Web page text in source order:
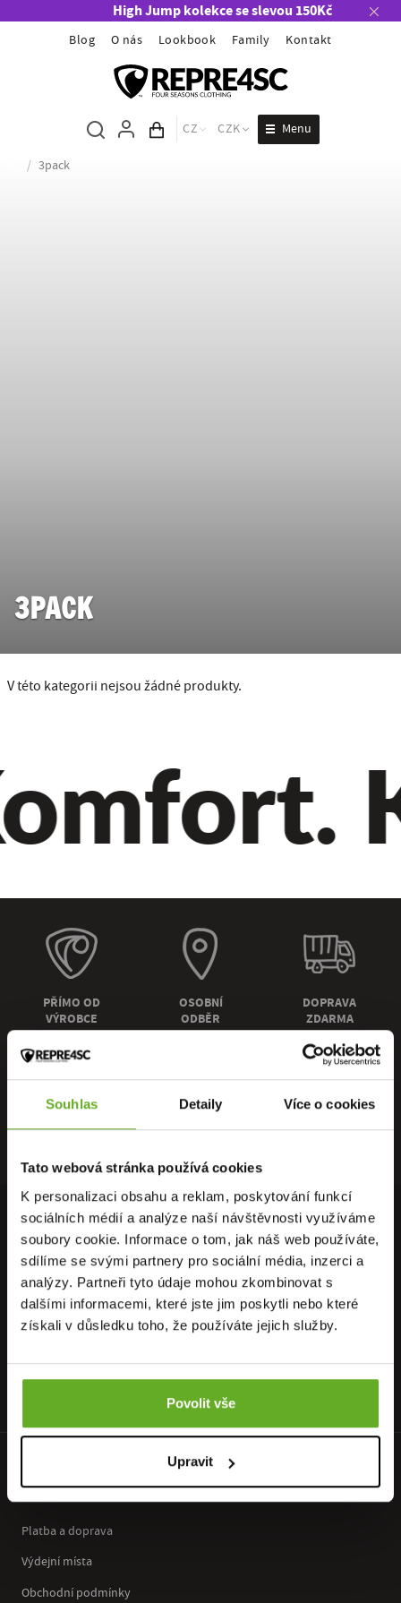
Souhlas Detaily Více o cookies
Tato webová stránka používá cookies
K personalizaci obsahu a reklam, poskytování funkcí
sociálních médií a analýze naší návštěvnosti využíváme
soubory cookie. Informace o tom, jak náš web používáte,
sdílíme se svými partnery pro sociální média, inzerci a
analýzy. Partneři tyto údaje mohou zkombinovat s
dalšími informacemi, které jste jim poskytli nebo které
získali v důsledku toho, že používáte jejich služby.
Povolit vše
Upravit
High Jump kolekce se slevou 150Kč
Blog O nás Lookbook Family Kontakt
Obsah košíku
CZ CZK Menu
/ 3pack
3PACK
V této kategorii nejsou žádné produkty.
PŘÍMO OD
VÝROBCE
OSOBNÍ
ODBĚR
DOPRAVA
ZDARMA
DORUČENÍ
ZÁRUKA
VRÁCENÍ
HEUREKA
PŘIPOJ SE K NAŠEMU NEWSLETTERU
Neunikne Ti nic z nejnovějších akcí, nabídek, slevových kupónů,
neváhej a přihláš se k odběru..
Přihlásit se k odběru newsletteru
Odesláním souhlasíš sezpracováním osobních údajů.
PRO ZÁKAZNÍKY
Platba a doprava
Výdejní místa
Obchodní podmínky